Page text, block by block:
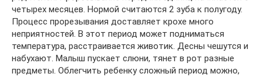
четырех месяцев. Нормой считаются 2 зуба к полугоду.
Процесс прорезывания доставляет крохе много
неприятностей. В этот период может подниматься
температура, расстраивается животик. Десны чешутся и
набухают. Малыш пускает слюни, тянет в рот разные
предметы. Облегчить ребенку сложный период можно,